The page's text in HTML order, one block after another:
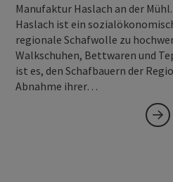
Manufaktur Haslach an der
Haslach ist ein
regionale Schafwolle zu
Walkschuhen, Bettwaren und
ist es, den Schafbauern der
Abnahme ihrer…